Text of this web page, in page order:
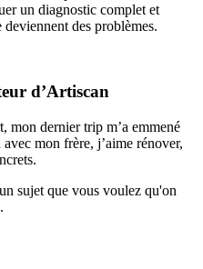
un diagnostic complet et
des problèmes.
d’Artiscan
mon dernier trip m’a emmené
mon frère, j’aime rénover,
sujet que vous voulez qu'on